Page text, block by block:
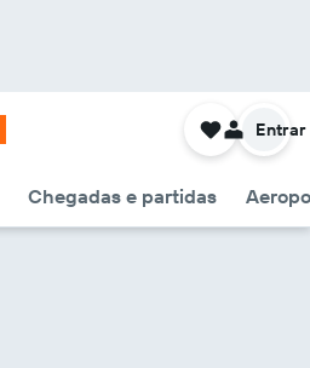
Chegadas e partidas
Entrar